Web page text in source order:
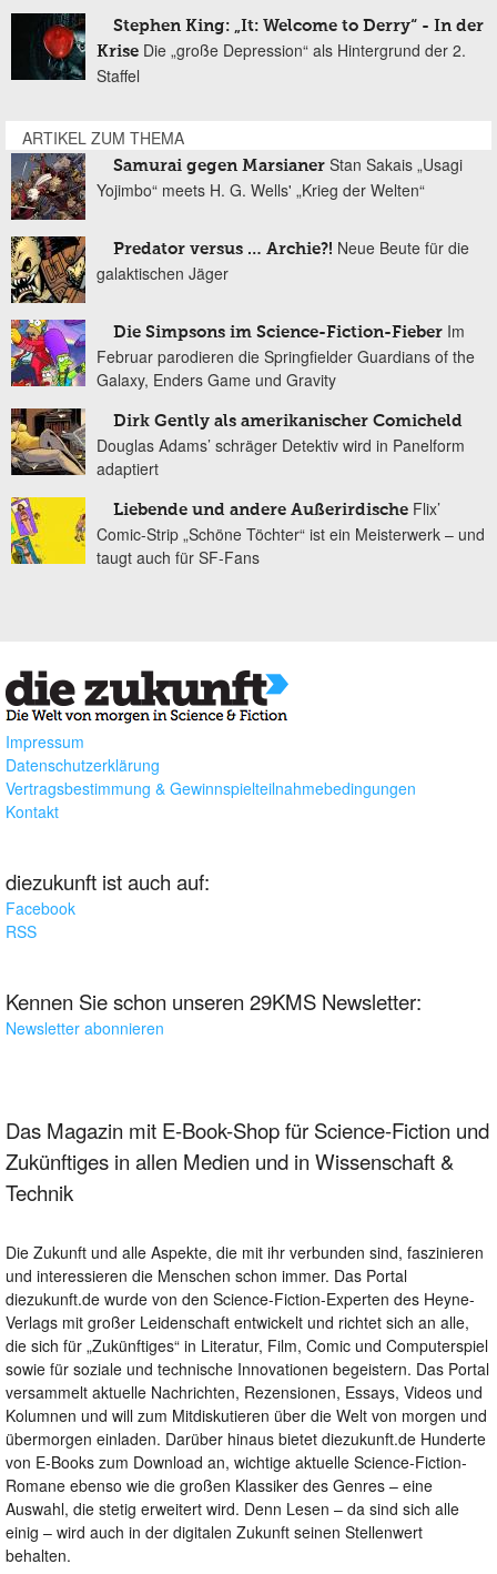
Stephen King: „It: Welcome to Derry“ - In der
Krise Die „große Depression“ als Hintergrund der 2.
Staffel
ARTIKEL ZUM THEMA
Samurai gegen Marsianer Stan Sakais „Usagi
Yojimbo“ meets H. G. Wells' „Krieg der Welten“
Predator versus … Archie?! Neue Beute für die
galaktischen Jäger
Die Simpsons im Science-Fiction-Fieber Im
Februar parodieren die Springfielder Guardians of the
Galaxy, Enders Game und Gravity
Dirk Gently als amerikanischer Comicheld
Douglas Adams’ schräger Detektiv wird in Panelform
adaptiert
Liebende und andere Außerirdische Flix’
Comic-Strip „Schöne Töchter“ ist ein Meisterwerk – und
taugt auch für SF-Fans
Impressum
Datenschutzerklärung
Vertragsbestimmung & Gewinnspielteilnahmebedingungen
Kontakt
diezukunft ist auch auf:
Facebook
RSS
Kennen Sie schon unseren 29KMS Newsletter:
Newsletter abonnieren
Das Magazin mit E-Book-Shop für Science-Fiction und
Zukünftiges in allen Medien und in Wissenschaft &
Technik
Die Zukunft und alle Aspekte, die mit ihr verbunden sind, faszinieren
und interessieren die Menschen schon immer. Das Portal
diezukunft.de wurde von den Science-Fiction-Experten des Heyne-
Verlags mit großer Leidenschaft entwickelt und richtet sich an alle,
die sich für „Zukünftiges“ in Literatur, Film, Comic und Computerspiel
sowie für soziale und technische Innovationen begeistern. Das Portal
versammelt aktuelle Nachrichten, Rezensionen, Essays, Videos und
Kolumnen und will zum Mitdiskutieren über die Welt von morgen und
übermorgen einladen. Darüber hinaus bietet diezukunft.de Hunderte
von E-Books zum Download an, wichtige aktuelle Science-Fiction-
Romane ebenso wie die großen Klassiker des Genres – eine
Auswahl, die stetig erweitert wird. Denn Lesen – da sind sich alle
einig – wird auch in der digitalen Zukunft seinen Stellenwert
behalten.